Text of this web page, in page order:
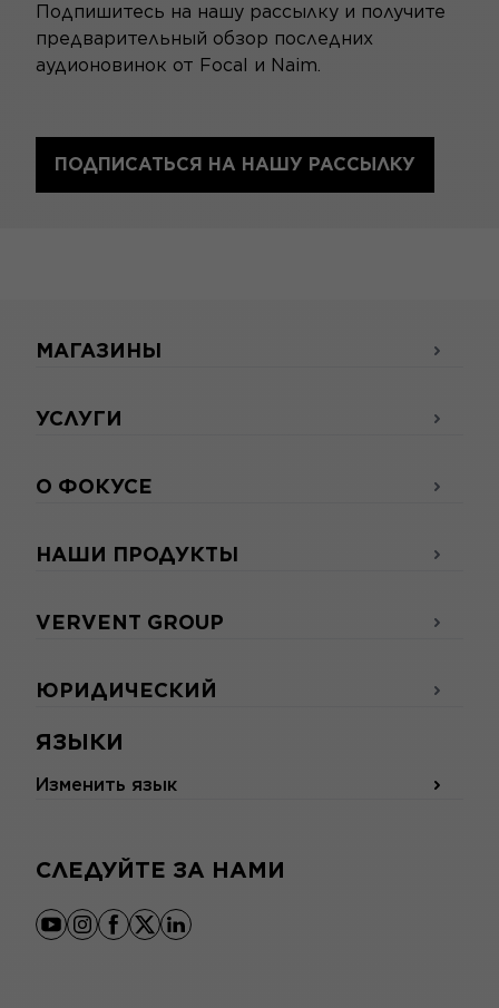
Подпишитесь на нашу рассылку и получите
предварительный обзор последних
аудионовинок от Focal и Naim.
ПОДПИСАТЬСЯ НА НАШУ РАССЫЛКУ
ЯЗЫКИ
Изменить язык
СЛЕДУЙТЕ ЗА НАМИ
youtube
instagram
facebook
x linkedin
МАГАЗИНЫ
УСЛУГИ
О ФОКУСЕ
НАШИ ПРОДУКТЫ
VERVENT GROUP
ЮРИДИЧЕСКИЙ